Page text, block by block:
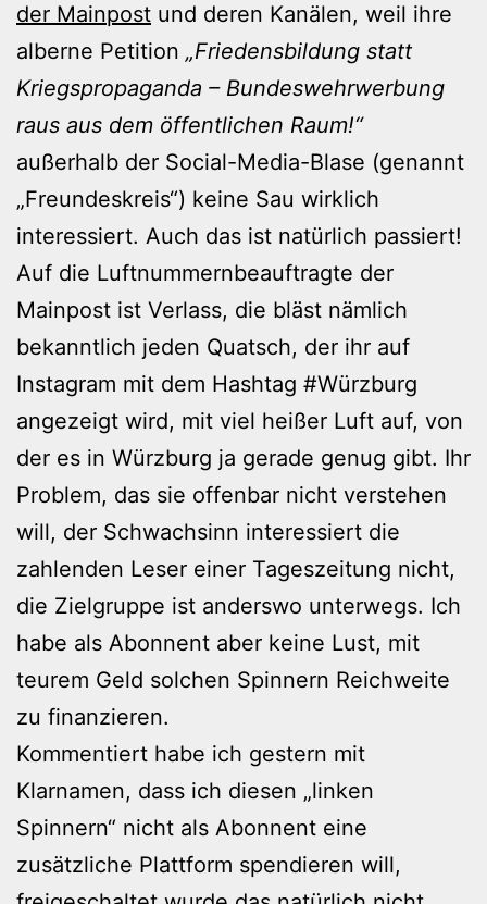
der Mainpost und deren Kanälen, weil ihre
alberne Petition „Friedensbildung statt
Kriegspropaganda – Bundeswehrwerbung
raus aus dem öffentlichen Raum!“
außerhalb der Social-Media-Blase (genannt
„Freundeskreis“) keine Sau wirklich
interessiert. Auch das ist natürlich passiert!
Auf die Luftnummernbeauftragte der
Mainpost ist Verlass, die bläst nämlich
bekanntlich jeden Quatsch, der ihr auf
Instagram mit dem Hashtag #Würzburg
angezeigt wird, mit viel heißer Luft auf, von
der es in Würzburg ja gerade genug gibt. Ihr
Problem, das sie offenbar nicht verstehen
will, der Schwachsinn interessiert die
zahlenden Leser einer Tageszeitung nicht,
die Zielgruppe ist anderswo unterwegs. Ich
habe als Abonnent aber keine Lust, mit
teurem Geld solchen Spinnern Reichweite
zu finanzieren.
Kommentiert habe ich gestern mit
Klarnamen, dass ich diesen „linken
Spinnern“ nicht als Abonnent eine
zusätzliche Plattform spendieren will,